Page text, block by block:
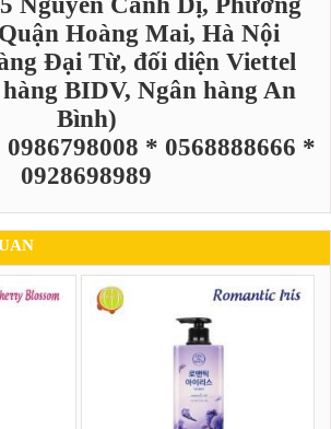
Hoàng Mai, Hà Nội
Đại Từ, đối diện Viettel
BIDV, Ngân hàng An
Bình)
* 0568888666 *
0928698989